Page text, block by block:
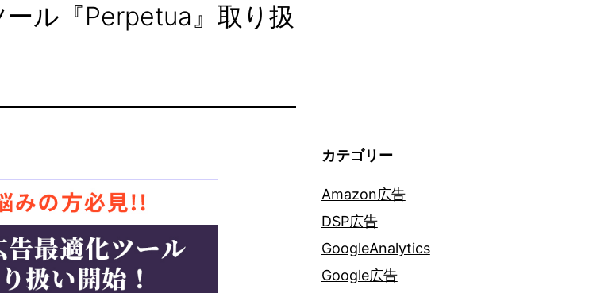
ル『Perpetua』取り扱
カテゴリー
Amazon広告
DSP広告
GoogleAnalytics
Google広告